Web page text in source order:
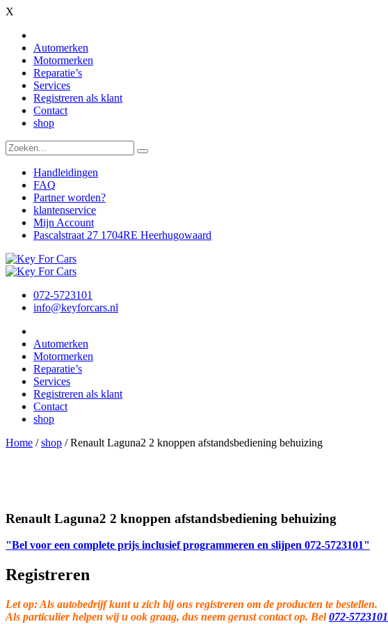
X
Automerken
Motormerken
Reparatie’s
Services
Registreren als klant
Contact
shop
Handleidingen
FAQ
Partner worden?
klantenservice
Mijn Account
Pascalstraat 27 1704RE Heerhugowaard
072-5723101
info@keyforcars.nl
Automerken
Motormerken
Reparatie’s
Services
Registreren als klant
Contact
shop
Home /shop /Renault Laguna2 2 knoppen afstandsbediening behuizing
Renault Laguna2 2 knoppen afstandsbediening behuizing
"Bel voor een complete prijs inclusief programmeren en slijpen 072-5723101"
Registreren
Let op: Als autobedrijf kunt u zich bij ons registreren om de producten te bestellen.
Als particulier helpen wij u ook graag, dus neem gerust contact op. Bel072-5723101